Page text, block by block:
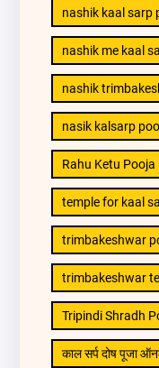
nashik kaal sarp
nashik me kaal
nashik
nasik kalsarp
Rahu Ketu
temple for kaal
trimbakeshwar
trimbakeshwar
Tripindi Shradh
काल सर्प दोष पूजा